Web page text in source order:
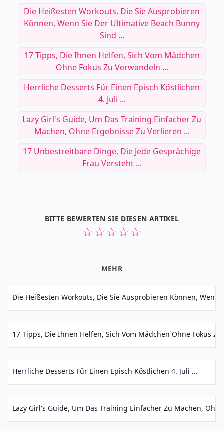
Die Heißesten Workouts, Die Sie Ausprobieren
Können, Wenn Sie Der Ultimative Beach Bunny
Sind ...
17 Tipps, Die Ihnen Helfen, Sich Vom Mädchen
Ohne Fokus Zu Verwandeln ...
Herrliche Desserts Für Einen Episch Köstlichen
4. Juli ...
Lazy Girl's Guide, Um Das Training Einfacher Zu
Machen, Ohne Ergebnisse Zu Verlieren ...
17 Unbestreitbare Dinge, Die Jede Gesprächige
Frau Versteht ...
BITTE BEWERTEN SIE DIESEN ARTIKEL
☆
☆
☆
☆
☆
MEHR
Die Heißesten Workouts, Die Sie Ausprobieren Können, Wenn
17 Tipps, Die Ihnen Helfen, Sich Vom Mädchen Ohne Fokus
Herrliche Desserts Für Einen Episch Köstlichen 4. Juli ...
Lazy Girl's Guide, Um Das Training Einfacher Zu Machen,